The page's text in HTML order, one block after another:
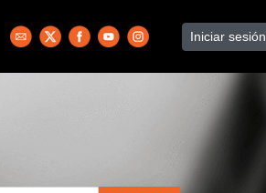
Iniciar sesión